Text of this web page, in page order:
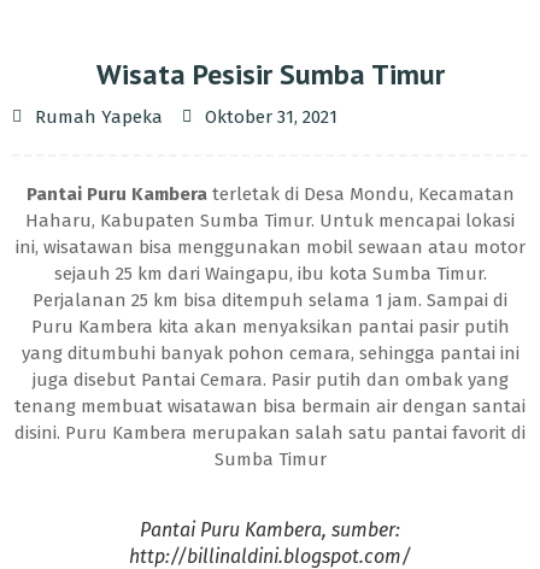
Wisata Pesisir Sumba Timur
Rumah Yapeka Oktober 31, 2021
Pantai Puru Kamberaterletak di Desa Mondu, Kecamatan
Haharu, Kabupaten Sumba Timur. Untuk mencapai lokasi
ini, wisatawan bisa menggunakan mobil sewaan atau motor
sejauh 25 km dari Waingapu, ibu kota Sumba Timur.
Perjalanan 25 km bisa ditempuh selama 1 jam. Sampai di
Puru Kambera kita akan menyaksikan pantai pasir putih
yang ditumbuhi banyak pohon cemara, sehingga pantai ini
juga disebut Pantai Cemara. Pasir putih dan ombak yang
tenang membuat wisatawan bisa bermain air dengan santai
disini. Puru Kambera merupakan salah satu pantai favorit di
Sumba Timur
Pantai Puru Kambera, sumber:
http://billinaldini.blogspot.com/